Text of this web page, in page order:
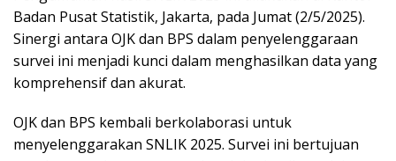
Badan Pusat Statistik, Jakarta, pada Jumat (2/5/2025).
Sinergi antara OJK dan BPS dalam penyelenggaraan
survei ini menjadi kunci dalam menghasilkan data yang
komprehensif dan akurat.
OJK dan BPS kembali berkolaborasi untuk
menyelenggarakan SNLIK 2025. Survei ini bertujuan